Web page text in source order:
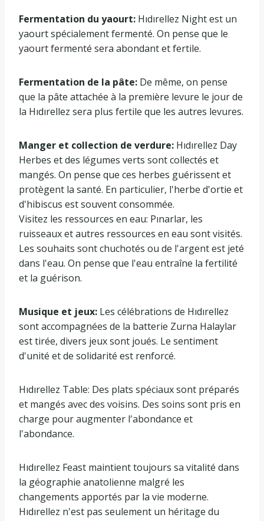
Fermentation du yaourt: Hıdırellez Night est un
yaourt spécialement fermenté. On pense que le
yaourt fermenté sera abondant et fertile.
Fermentation de la pâte: De même, on pense
que la pâte attachée à la première levure le jour de
la Hıdırellez sera plus fertile que les autres levures.
Manger et collection de verdure: Hıdırellez Day
Herbes et des légumes verts sont collectés et
mangés. On pense que ces herbes guérissent et
protègent la santé. En particulier, l'herbe d'ortie et
d'hibiscus est souvent consommée.
Visitez les ressources en eau: Pınarlar, les
ruisseaux et autres ressources en eau sont visités.
Les souhaits sont chuchotés ou de l'argent est jeté
dans l'eau. On pense que l'eau entraîne la fertilité
et la guérison.
Musique et jeux: Les célébrations de Hıdırellez
sont accompagnées de la batterie Zurna Halaylar
est tirée, divers jeux sont joués. Le sentiment
d'unité et de solidarité est renforcé.
Hıdırellez Table: Des plats spéciaux sont préparés
et mangés avec des voisins. Des soins sont pris en
charge pour augmenter l'abondance et
l'abondance.
Hıdırellez Feast maintient toujours sa vitalité dans
la géographie anatolienne malgré les
changements apportés par la vie moderne.
Hıdırellez n'est pas seulement un héritage du